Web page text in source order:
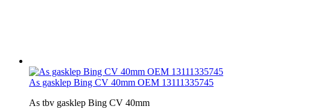
As gasklep Bing CV 40mm OEM 13111335745
As tbv gasklep Bing CV 40mm